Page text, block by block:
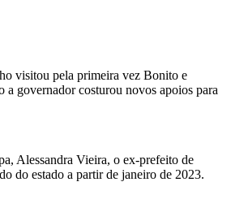
visitou pela primeira vez Bonito e
governador costurou novos apoios para
Alessandra Vieira, o ex-prefeito de
do estado a partir de janeiro de 2023.